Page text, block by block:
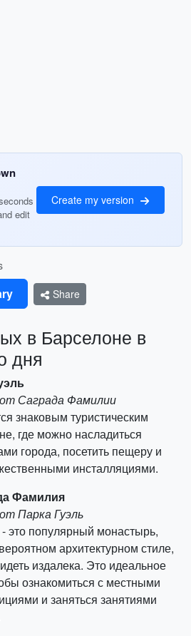
edit
Create my version
Share
в Барселоне в
дня
Саграда Фамилии
знаковым туристическим
где можно насладиться
города, посетить пещеру и
инсталляциями.
Фамилия
Парка Гуэль
это популярный монастырь,
архитектурном стиле,
издалека. Это идеальное
ознакомиться с местными
и заняться занятиями